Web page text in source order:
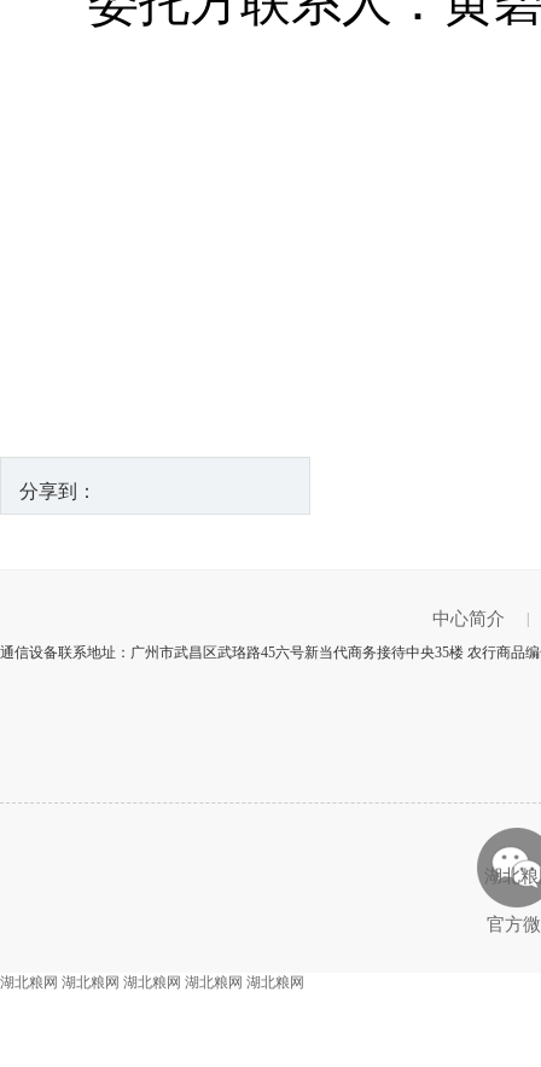
分享到：
中心简介
通信设备联系地址：广州市武昌区武珞路45六号新当代商务接待中央35楼 农行商品
湖北
官方
湖北粮网 湖北粮网 湖北粮网 湖北粮网 湖北粮网